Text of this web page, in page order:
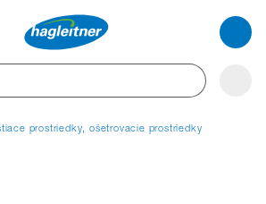
prostriedky, ošetrovacie prostriedky